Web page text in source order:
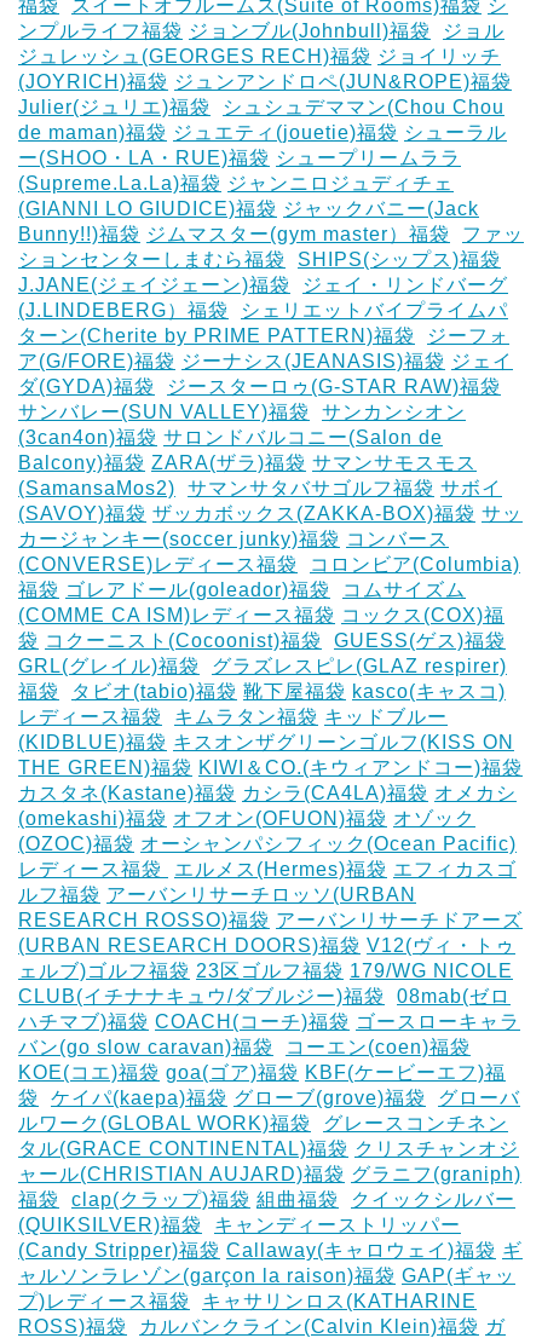
福袋 スイートオブルームス(Suite of Rooms)福袋 シ
ンプルライフ福袋 ジョンブル(Johnbull)福袋
ジョル
ジュレッシュ(GEORGES RECH)福袋 ジョイリッチ
(JOYRICH)福袋 ジュンアンドロペ(JUN&ROPE)福袋
Julier(ジュリエ)福袋
シュシュデママン(Chou Chou
de maman)福袋 ジュエティ(jouetie)福袋 シューラル
ー(SHOO・LA・RUE)福袋 シュープリームララ
(Supreme.La.La)福袋 ジャンニロジュディチェ
(GIANNI LO GIUDICE)福袋 ジャックバニー(Jack
Bunny!!)福袋 ジムマスター(gym master）福袋
ファッ
ションセンターしまむら福袋
SHIPS(シップス)福袋
J.JANE(ジェイジェーン)福袋
ジェイ・リンドバーグ
(J.LINDEBERG）福袋
シェリエットバイプライムパ
ターン(Cherite by PRIME PATTERN)福袋
ジーフォ
ア(G/FORE)福袋 ジーナシス(JEANASIS)福袋 ジェイ
ダ(GYDA)福袋
ジースターロゥ(G-STAR RAW)福袋
サンバレー(SUN VALLEY)福袋
サンカンシオン
(3can4on)福袋 サロンドバルコニー(Salon de
Balcony)福袋 ZARA(ザラ)福袋 サマンサモスモス
(SamansaMos2)
サマンサタバサゴルフ福袋 サボイ
(SAVOY)福袋 ザッカボックス(ZAKKA-BOX)福袋 サッ
カージャンキー(soccer junky)福袋 コンバース
(CONVERSE)レディース福袋
コロンビア(Columbia)
福袋 ゴレアドール(goleador)福袋
コムサイズム
(COMME CA ISM)レディース福袋 コックス(COX)福
袋 コクーニスト(Cocoonist)福袋
GUESS(ゲス)福袋
GRL(グレイル)福袋
グラズレスピレ(GLAZ respirer)
福袋
タビオ(tabio)福袋 靴下屋福袋 kasco(キャスコ)
レディース福袋
キムラタン福袋 キッドブルー
(KIDBLUE)福袋 キスオンザグリーンゴルフ(KISS ON
THE GREEN)福袋 KIWI＆CO.(キウィアンドコー)福袋
カスタネ(Kastane)福袋 カシラ(CA4LA)福袋 ‎オメカシ
(omekashi)福袋 オフオン(OFUON)福袋 オゾック
(OZOC)福袋 オーシャンパシフィック(Ocean Pacific)
レディース福袋 ‎
エルメス(Hermes)福袋 エフィカスゴ
ルフ福袋 アーバンリサーチロッソ(URBAN
RESEARCH ROSSO)福袋 アーバンリサーチドアーズ
(URBAN RESEARCH DOORS)福袋 V12(ヴィ・トゥ
ェルブ)ゴルフ福袋 23区ゴルフ福袋 179/WG NICOLE
CLUB(イチナナキュウ/ダブルジー)福袋
08mab(ゼロ
ハチマブ)福袋 COACH(コーチ)福袋 ゴースローキャラ
バン(go slow caravan)福袋
コーエン(coen)福袋
KOE(コエ)福袋 goa(ゴア)福袋 KBF(ケービーエフ)福
袋
ケイパ(kaepa)福袋 グローブ(grove)福袋
グローバ
ルワーク(GLOBAL WORK)福袋
グレースコンチネン
タル(GRACE CONTINENTAL)福袋 クリスチャンオジ
ャール(CHRISTIAN AUJARD)福袋 グラニフ(graniph)
福袋
clap(クラップ)福袋 組曲福袋
クイックシルバー
(QUIKSILVER)福袋
キャンディーストリッパー
(Candy Stripper)福袋 Callaway(キャロウェイ)福袋 ギ
ャルソンラレゾン(garçon la raison)福袋 GAP(ギャッ
プ)レディース福袋
キャサリンロス(KATHARINE
ROSS)福袋
カルバンクライン(Calvin Klein)福袋 ガ